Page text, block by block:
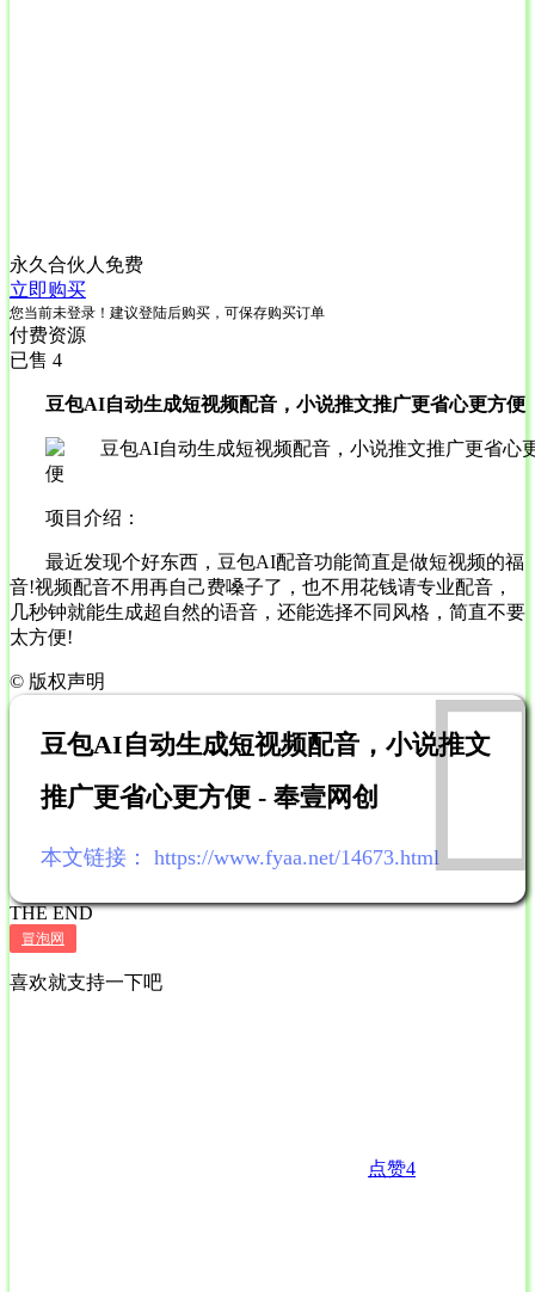
永久合伙人 免费
立即购买
您当前未登录！建议登陆后购买，可保存购买订单
付费资源
已售 4
豆包AI自动生成短视频配音，小说推文推广更省心更方便
项目介绍：
最近发现个好东西，豆包AI配音功能简直是做短视频的福
音!视频配音不用再自己费嗓子了，也不用花钱请专业配音，
几秒钟就能生成超自然的语音，还能选择不同风格，简直不要
太方便!
© 版权声明
豆包AI自动生成短视频配音，小说推文
推广更省心更方便 - 奉壹网创
本文链接： https://www.fyaa.net/14673.html
THE END
冒泡网
喜欢就支持一下吧
点赞4